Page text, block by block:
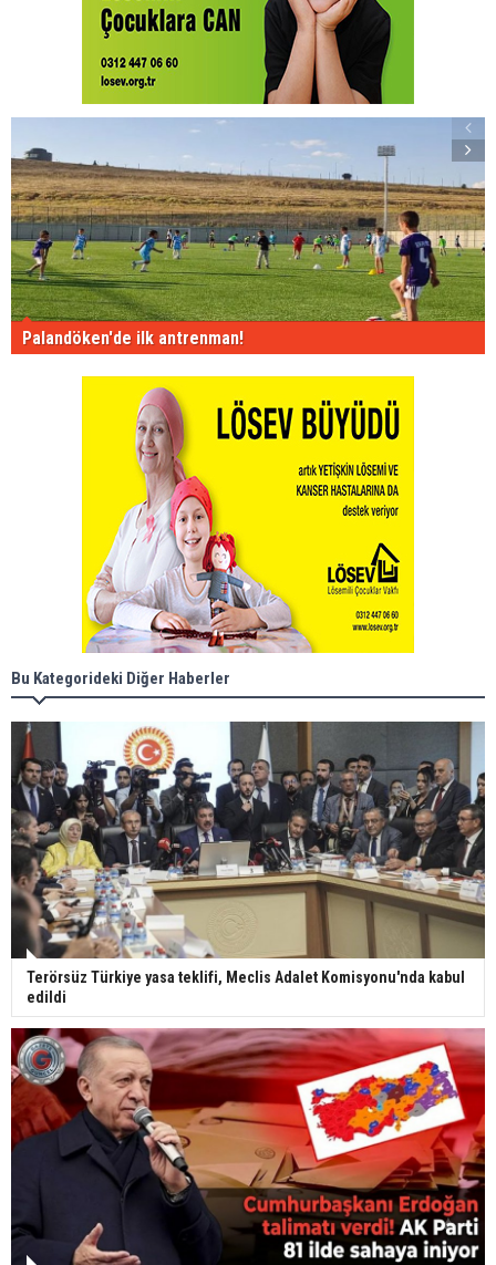
Palandöken'de ilk antrenman!
Bu Kategorideki Diğer Haberler
Terörsüz Türkiye yasa teklifi, Meclis Adalet Komisyonu'nda kabul
edildi